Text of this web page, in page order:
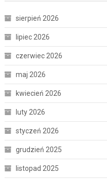
sierpień 2026
lipiec 2026
czerwiec 2026
maj 2026
kwiecień 2026
luty 2026
styczeń 2026
grudzień 2025
listopad 2025